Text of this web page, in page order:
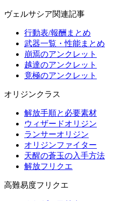
ヴェルサシア関連記事
行動表/報酬まとめ
武器一覧・性能まとめ
崩焉のアンクレット
越達のアンクレット
竟極のアンクレット
オリジンクラス
解放手順と必要素材
ウィザードオリジン
ランサーオリジン
オリジンファイター
天醒の蒼玉の入手方法
解放フリクエ
高難易度フリクエ